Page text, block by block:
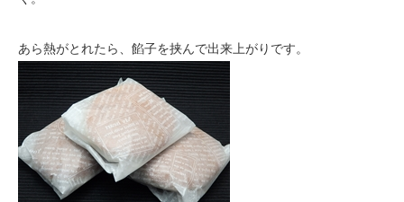
あら熱がとれたら、餡子を挟んで出来上がりです。